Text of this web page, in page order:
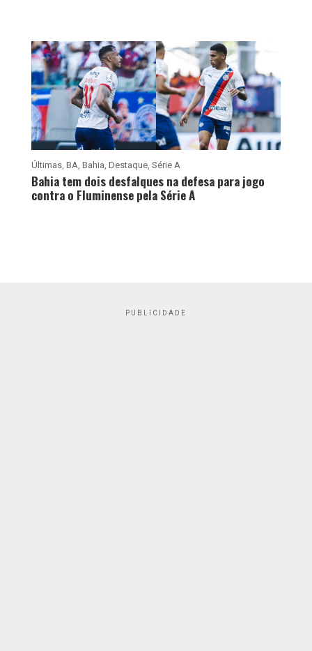
Últimas, BA Bahia Destaque, Série A
Bahia tem dois desfalques na defesa para jogo
contra o Fluminense pela Série A
PUBLICIDADE